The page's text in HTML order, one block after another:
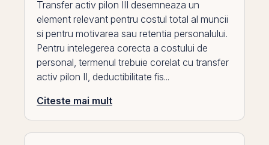
Transfer activ pilon III desemneaza un
element relevant pentru costul total al muncii
si pentru motivarea sau retentia personalului.
Pentru intelegerea corecta a costului de
personal, termenul trebuie corelat cu transfer
activ pilon II, deductibilitate fis...
Citeste mai mult